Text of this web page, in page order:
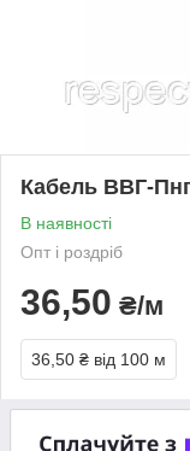
Кабель ВВГ-
В наявності
Опт і роздріб
36,50 ₴/м
36,50 ₴ від 100 м